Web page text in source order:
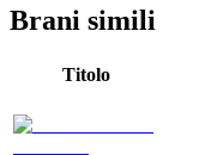
Brani simili
Titolo